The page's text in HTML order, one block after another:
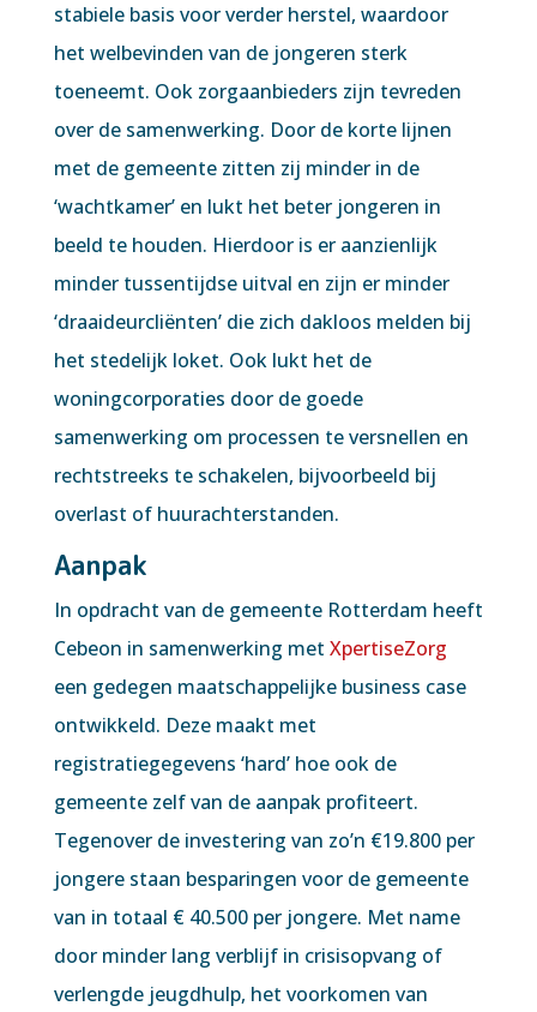
stabiele basis voor verder herstel, waardoor
het welbevinden van de jongeren sterk
toeneemt. Ook zorgaanbieders zijn tevreden
over de samenwerking. Door de korte lijnen
met de gemeente zitten zij minder in de
‘wachtkamer’ en lukt het beter jongeren in
beeld te houden. Hierdoor is er aanzienlijk
minder tussentijdse uitval en zijn er minder
‘draaideurcliënten’ die zich dakloos melden bij
het stedelijk loket. Ook lukt het de
woningcorporaties door de goede
samenwerking om processen te versnellen en
rechtstreeks te schakelen, bijvoorbeeld bij
overlast of huurachterstanden.
Aanpak
In opdracht van de gemeente Rotterdam heeft
Cebeon in samenwerking met XpertiseZorg
een gedegen maatschappelijke business case
ontwikkeld. Deze maakt met
registratiegegevens ‘hard’ hoe ook de
gemeente zelf van de aanpak profiteert.
Tegenover de investering van zo’n €19.800 per
jongere staan besparingen voor de gemeente
van in totaal € 40.500 per jongere. Met name
door minder lang verblijf in crisisopvang of
verlengde jeugdhulp, het voorkomen van